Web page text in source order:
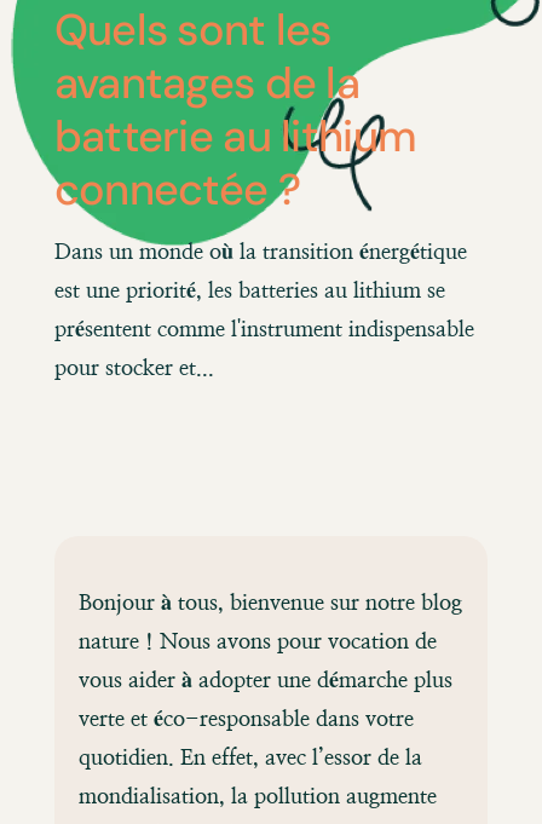
Quels sont les
avantages de la
batterie au lithium
connectée ?
Dans un monde où la transition énergétique
est une priorité, les batteries au lithium se
présentent comme l'instrument indispensable
pour stocker et...
Bonjour à tous, bienvenue sur notre blog
nature ! Nous avons pour vocation de
vous aider à adopter une démarche plus
verte et éco-responsable dans votre
quotidien. En effet, avec l’essor de la
mondialisation, la pollution augmente